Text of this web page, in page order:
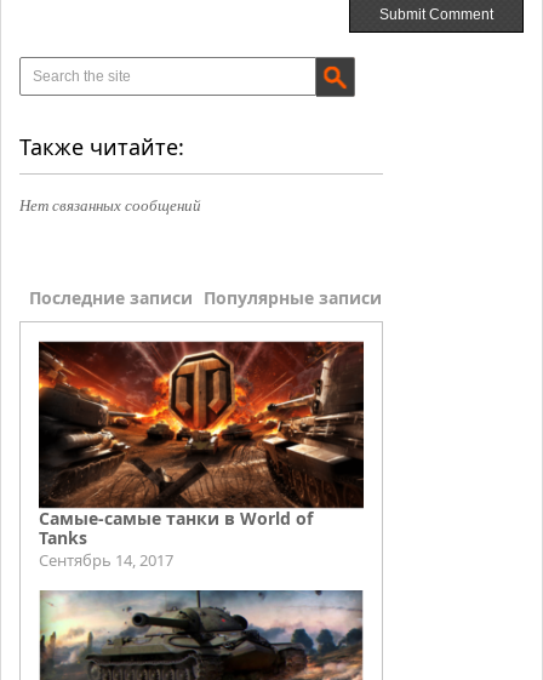
Также читайте:
Нет связанных сообщений
Последние записи Популярные записи
Самые-самые танки в World of
Tanks
Сентябрь 14, 2017